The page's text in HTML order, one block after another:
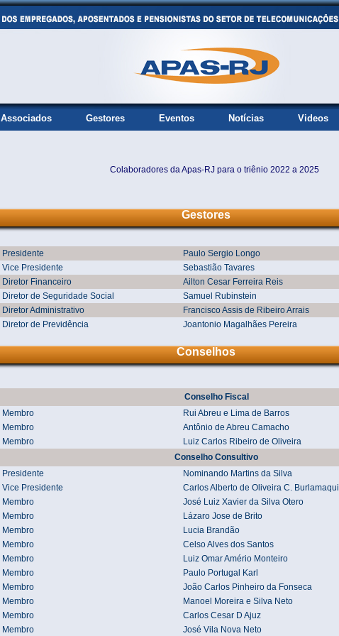
Associados Gestores Eventos Notícias Videos
Colaboradores da Apas-RJ para o triênio 2022 a 2025
Gestores
Presidente
Paulo Sergio Longo
Vice Presidente
Sebastião Tavares
Diretor Financeiro
Ailton Cesar Ferreira Reis
Diretor de Seguridade Social
Samuel Rubinstein
Diretor Administrativo
Francisco Assis de Ribeiro Arrais
Diretor de Previdência
Joantonio Magalhães Pereira
Conselhos
Conselho Fiscal
Membro
Rui Abreu e Lima de Barros
Membro
Antônio de Abreu Camacho
Membro
Luiz Carlos Ribeiro de Oliveira
Conselho Consultivo
Presidente
Nominando Martins da Silva
Vice Presidente
Carlos Alberto de Oliveira C. Burlamaqui
Membro
José Luiz Xavier da Silva Otero
Membro
Lázaro Jose de Brito
Membro
Lucia Brandão
Membro
Celso Alves dos Santos
Membro
Luiz Omar Amério Monteiro
Membro
Paulo Portugal Karl
Membro
João Carlos Pinheiro da Fonseca
Membro
Manoel Moreira e Silva Neto
Membro
Carlos Cesar D Ajuz
Membro
José Vila Nova Neto